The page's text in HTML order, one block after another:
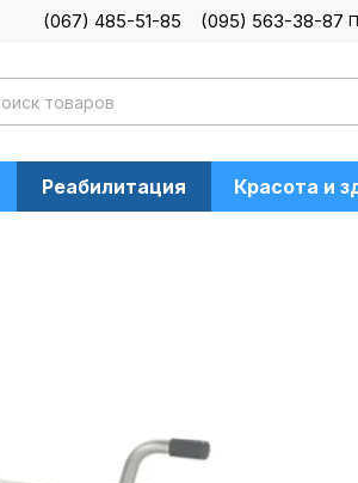
(067) 485-51-85 (095) 563-38-87
Реабилитация Красота и